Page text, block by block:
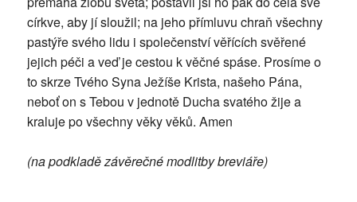
církve, aby jí sloužil; na jeho přímluvu chraň všechny
pastýře svého lidu i společenství věřících svěřené
jejich péči a veď je cestou k věčné spáse. Prosíme o
to skrze Tvého Syna Ježíše Krista, našeho Pána,
neboť on s Tebou v jednotě Ducha svatého žije a
kraluje po všechny věky věků. Amen
(na podkladě závěrečné modlitby breviáře)